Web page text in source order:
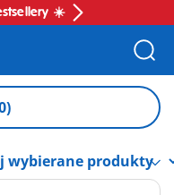
☀️